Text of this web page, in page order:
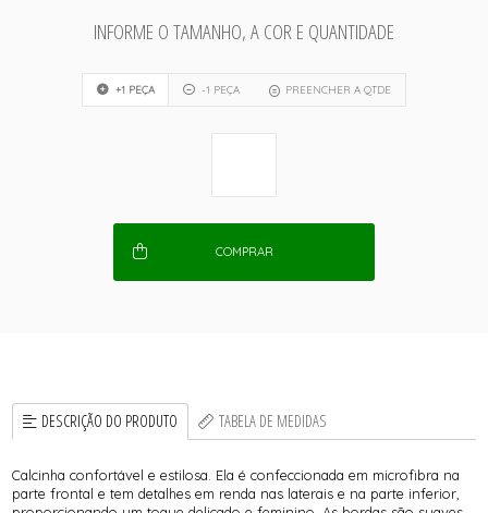
INFORME O TAMANHO, A COR E QUANTIDADE
+1 PEÇA -1 PEÇA PREENCHER A QTDE
COMPRAR
DESCRIÇÃO DO PRODUTO TABELA DE MEDIDAS
Calcinha confortável e estilosa. Ela é confeccionada em microfibra na
parte frontal e tem detalhes em renda nas laterais e na parte inferior,